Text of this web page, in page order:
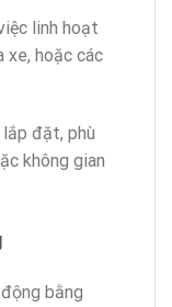
linh hoạt
xe, hoặc các
lắp đặt, phù
không gian
bằng